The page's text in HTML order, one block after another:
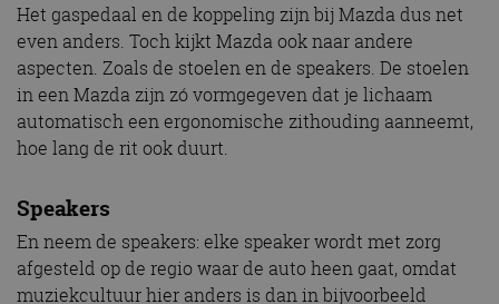
Het gaspedaal en de koppeling zijn bij Mazda dus net
even anders. Toch kijkt Mazda ook naar andere
aspecten. Zoals de stoelen en de speakers. De stoelen
in een Mazda zijn zó vormgegeven dat je lichaam
automatisch een ergonomische zithouding aanneemt,
hoe lang de rit ook duurt.
Speakers
En neem de speakers: elke speaker wordt met zorg
afgesteld op de regio waar de auto heen gaat, omdat
muziekcultuur hier anders is dan in bijvoorbeeld